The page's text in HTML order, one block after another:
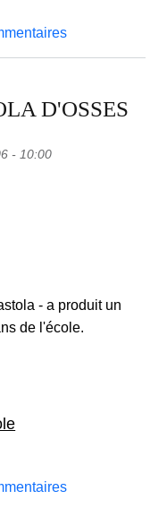
HERRI URRATS 2026
D'OSSES
- 10:00
- a produit un
de l'école.
D'OSSES